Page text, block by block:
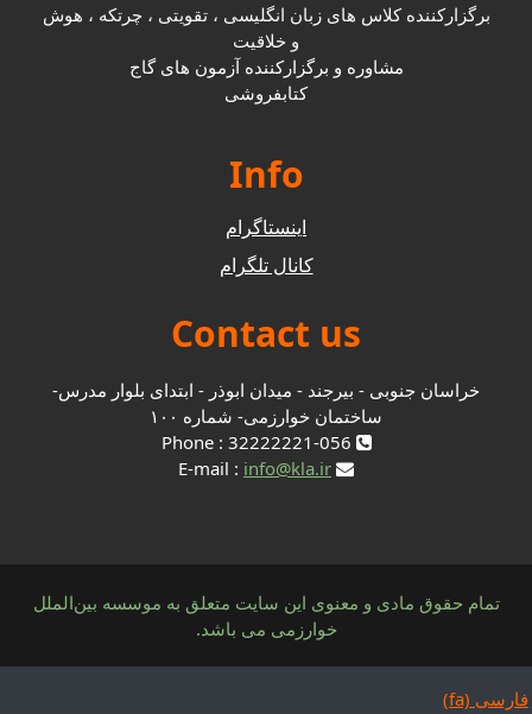
برگزارکننده کلاس های زبان انگلیسی ، تقویتی ، چرتکه ، هوش
و خلاقیت
مشاوره و برگزارکننده آزمون های گاج
کتابفروشی
Info
اینستاگرام
کانال تلگرام
Contact us
خراسان جنوبی - بیرجند - میدان ابوذر - ابتدای بلوار مدرس-
ساختمان خوارزمی- شماره ۱۰۰
info@kla.ir
تمام حقوق مادی و معنوی این سایت متعلق به موسسه بین‌الملل
خوارزمی می باشد.
فارسی ‎(fa)‎